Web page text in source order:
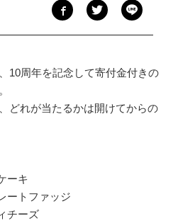
10周年を記念して寄付金付きの
どれが当たるかは開けてからの
ーキ
ートファッジ
チーズ